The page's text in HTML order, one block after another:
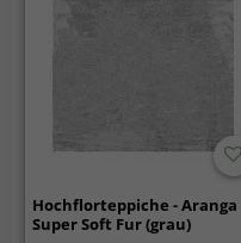
Hochflorteppiche - Aranga
Super Soft Fur (grau)